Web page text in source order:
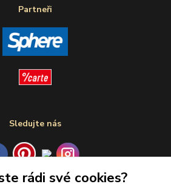
Partneři
Sledujte nás
rádi své cookies?